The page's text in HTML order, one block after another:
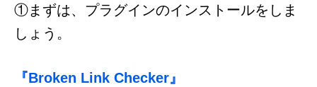
①まずは、プラグインのインストールをしま
しょう。
『Broken Link Checker』